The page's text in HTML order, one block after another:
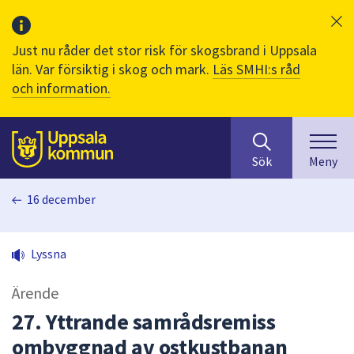
Just nu råder det stor risk för skogsbrand i Uppsala
län. Var försiktig i skog och mark. Läs SMHI:s råd
och information.
Till sidans
huvudinnehåll
efter
innehåll
på
sökfältet
kommer
Sök Meny
16 december
Lyssna
Ärende
27. Yttrande samrådsremiss
ombyggnad av ostkustbanan